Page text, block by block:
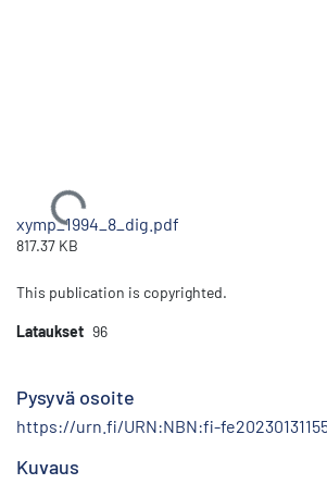
Ladataan...
xymp_1994_8_dig.pdf
817.37 KB
This publication is copyrighted.
Lataukset 96
Pysyvä osoite
https://urn.fi/URN:NBN:fi-
Kuvaus